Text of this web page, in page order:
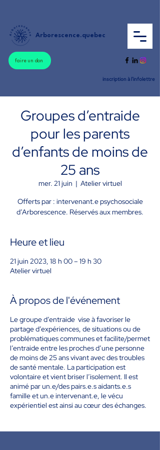
Arborescence.quebec
faire un don
inscription à l'infolettre
Groupes d’entraide
pour les parents
d’enfants de moins de
25 ans
mer. 21 juin
  |
Atelier virtuel
Offerts par : intervenant.e psychosociale
d’Arborescence. Réservés aux membres.
Heure et lieu
21 juin 2023, 18 h 00 – 19 h 30
Atelier virtuel
À propos de l'événement
Le groupe d’entraide vise à favoriser le
partage d’expériences, de situations ou de
problématiques communes et facilite/permet
l’entraide entre les proches d’une personne
de moins de 25 ans vivant avec des troubles
de santé mentale. La participation est
volontaire et vient briser l’isolement. Il est
animé par un.e/des pairs.e.s aidants.e.s
famille et un.e intervenant.e, le vécu
expérientiel est ainsi au cœur des échanges.